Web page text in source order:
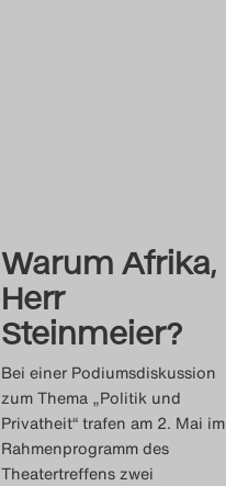
Warum Afrika,
Herr
Steinmeier?
Bei einer Podiumsdiskussion
zum Thema „Politik und
Privatheit“ trafen am 2. Mai im
Rahmenprogramm des
Theatertreffens zwei